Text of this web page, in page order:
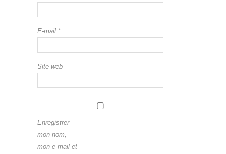
E-mail *
Site web
Enregistrer
mon nom,
mon e-mail et